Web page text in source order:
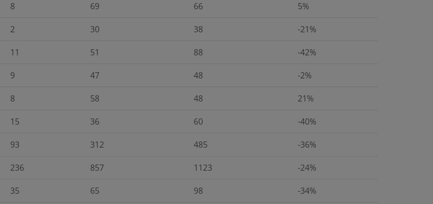
8 69 66 5%
2 30 38 -21%
11 51 88 -42%
9 47 48 -2%
8 58 48 21%
15 36 60 -40%
93 312 485 -36%
236 857 1123 -24%
35 65 98 -34%